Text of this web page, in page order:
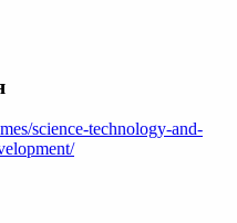
science-technology-and-